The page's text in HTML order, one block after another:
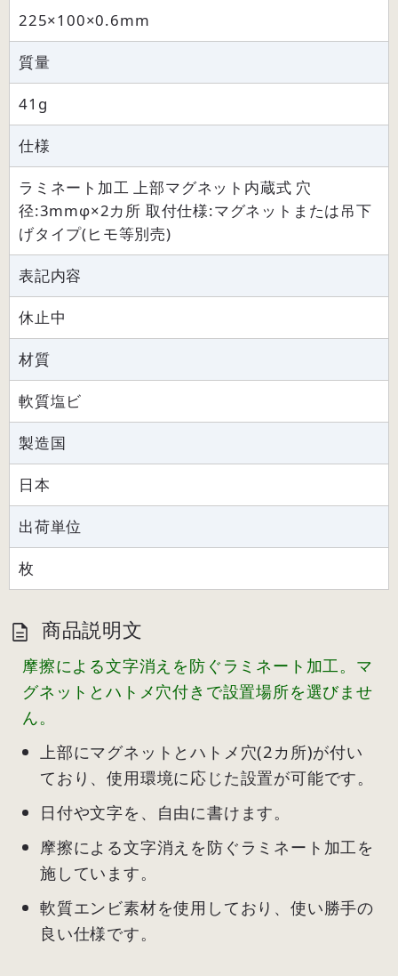
225×100×0.6mm
質量
41g
仕様
ラミネート加工 上部マグネット内蔵式 穴
径:3mmφ×2カ所 取付仕様:マグネットまたは吊下
げタイプ(ヒモ等別売)
表記内容
休止中
材質
軟質塩ビ
製造国
日本
出荷単位
枚
商品説明文
摩擦による文字消えを防ぐラミネート加工。マ
グネットとハトメ穴付きで設置場所を選びませ
ん。
上部にマグネットとハトメ穴(2カ所)が付い
ており、使用環境に応じた設置が可能です。
日付や文字を、自由に書けます。
摩擦による文字消えを防ぐラミネート加工を
施しています。
軟質エンビ素材を使用しており、使い勝手の
良い仕様です。